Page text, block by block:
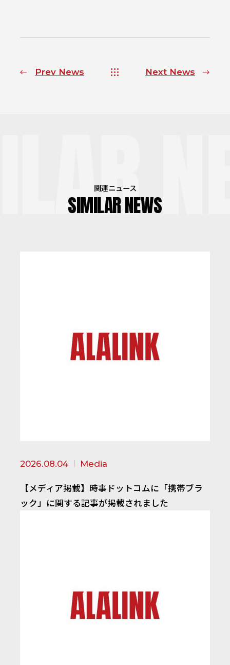
Prev News Next News
関連ニュース
SIMILAR NEWS
2026.08.04 Media
【メディア掲載】時事ドットコムに「携帯ブラ
ック」に関する記事が掲載されました